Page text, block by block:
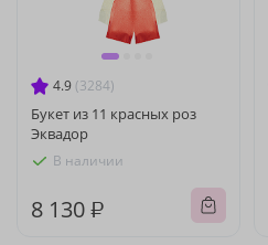
4.9 (3284)
Букет из 11 красных роз
Эквадор
В наличии
8 130 ₽